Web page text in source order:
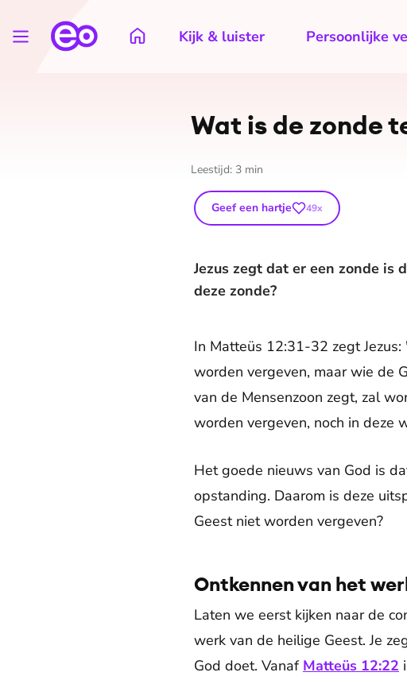
Kijk & luister Persoonlijke
Wat is de zonde
Leestijd: 3 min
Geef een hartje 49x
Jezus zegt dat er een zonde is
deze zonde?
In Matteüs 12:31-32 zegt
worden vergeven, maar wie de
van de Mensenzoon zegt, zal
worden vergeven, noch in deze
Het goede nieuws van God is
opstanding. Daarom is deze
Geest niet worden vergeven?
Ontkennen van het
Laten we eerst kijken naar de
werk van de heilige Geest. Je
God doet. Vanaf Matteüs 12:22